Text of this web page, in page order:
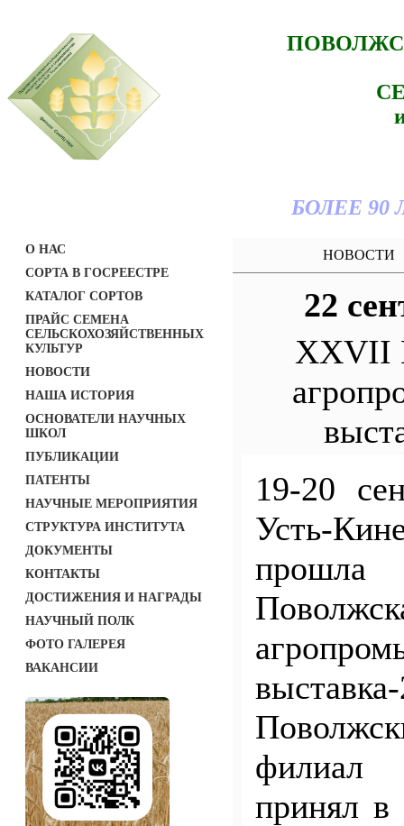
БОЛЕЕ
О НАС
СОРТА В ГОСРЕЕСТРЕ
КАТАЛОГ СОРТОВ
ПРАЙС СЕМЕНА
СЕЛЬСКОХОЗЯЙСТВЕННЫХ
КУЛЬТУР
НОВОСТИ
НАША ИСТОРИЯ
ОСНОВАТЕЛИ НАУЧНЫХ
ШКОЛ
ПУБЛИКАЦИИ
ПАТЕНТЫ
НАУЧНЫЕ МЕРОПРИЯТИЯ
СТРУКТУРА ИНСТИТУТА
ДОКУМЕНТЫ
КОНТАКТЫ
ДОСТИЖЕНИЯ И НАГРАДЫ
НАУЧНЫЙ ПОЛК
ФОТО ГАЛЕРЕЯ
ВАКАНСИИ
НОВОСТИ
22
XXVII
19-20
Усть-
принял в